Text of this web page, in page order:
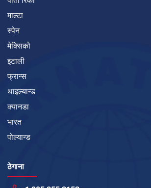
माल्टा
स्पेन
मेक्सिको
इटाली
फ्रान्स
थाइल्यान्ड
क्यानडा
भारत
पोल्यान्ड
ठेगाना